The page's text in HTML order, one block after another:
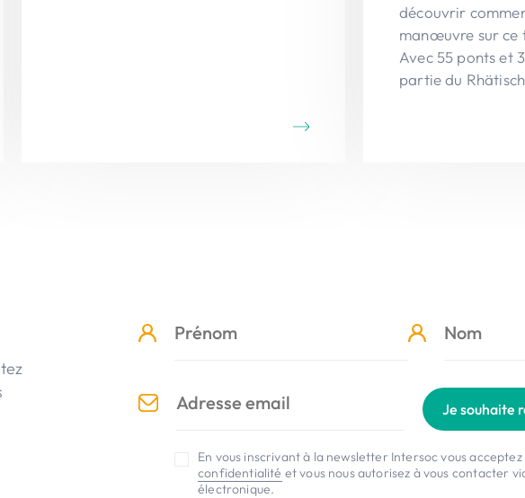
découvrir
manœuvre sur ce
Avec 55 ponts et
partie du
Bergün, un
Je souhaite
En vous inscrivant à la newsletter Intersoc vous acceptez
confidentialité et vous nous autorisez à vous contacter
électronique.